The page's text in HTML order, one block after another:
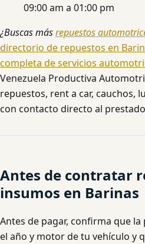
09:00 am a 01:00 pm
¿Buscas másrepuestos
directorio de repuestos en
completa de servicios
Venezuela Productiva
repuestos, rent a car, cauchos,
con contacto directo al
Antes de contratar
insumos en Barinas
Antes de pagar, confirma que
el año y motor de tu vehículo y